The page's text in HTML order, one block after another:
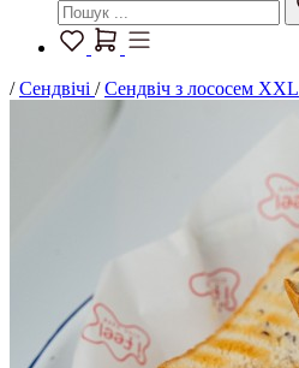
/Сендвічі /Сендвіч з лососем XXL